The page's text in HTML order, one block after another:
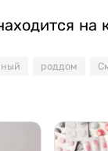
на
роддом